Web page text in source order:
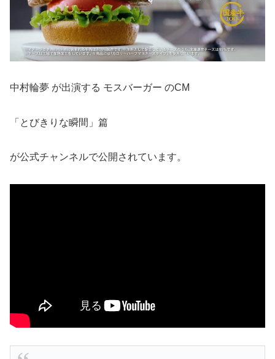
中村輪夢 が出演する モスバーガー のCM
「とびきりな瞬間」篇
が公式チャンネルで公開されています。